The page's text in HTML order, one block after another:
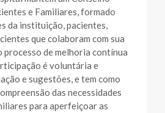
e Familiares, formado
da instituição, pacientes,
que colaboram com sua
processo de melhoria contínua
é voluntária e
e sugestões, e tem como
das necessidades
para aperfeiçoar as